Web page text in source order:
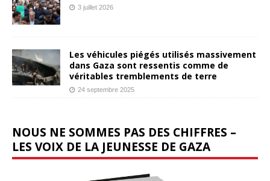
3 juillet 2026
Les véhicules piégés utilisés massivement
dans Gaza sont ressentis comme de
véritables tremblements de terre
24 septembre 2025
NOUS NE SOMMES PAS DES CHIFFRES –
LES VOIX DE LA JEUNESSE DE GAZA